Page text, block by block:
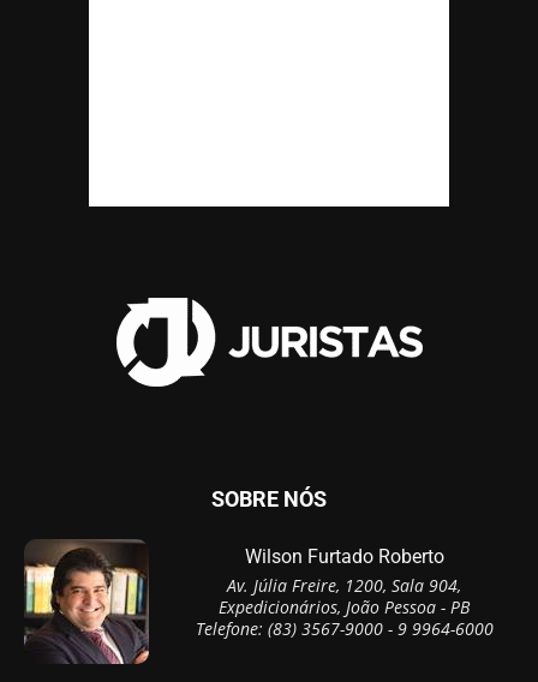
SOBRE NÓS
Wilson Furtado Roberto
Av. Júlia Freire, 1200, Sala 904,
Expedicionários, João Pessoa - PB
Telefone: (83) 3567-9000 - 9 9964-6000